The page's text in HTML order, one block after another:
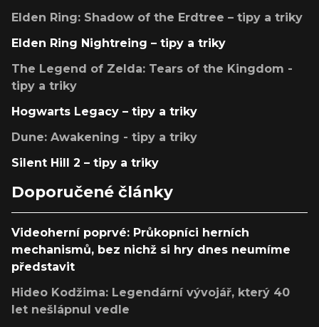
Elden Ring: Shadow of the Erdtree – tipy a triky
Elden Ring Nightreing – tipy a triky
The Legend of Zelda: Tears of the Kingdom -
tipy a triky
Hogwarts Legacy – tipy a triky
Dune: Awakening - tipy a triky
Silent Hill 2 – tipy a triky
Doporučené články
Videoherní poprvé: Průkopníci herních
mechanismů, bez nichž si hry dnes neumíme
představit
Hideo Kodžima: Legendární vývojář, který 40
let nešlápnul vedle